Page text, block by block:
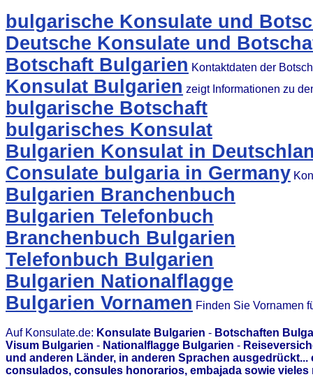
bulgarische Konsulate und
Deutsche Konsulate und
Botschaft Bulgarien Kontaktdaten der
Konsulat Bulgarien zeigt Informationen zu
bulgarische Botschaft
bulgarisches Konsulat
Bulgarien Konsulat in
Consulate bulgaria in Germany
Bulgarien Branchenbuch
Bulgarien Telefonbuch
Branchenbuch Bulgarien
Telefonbuch Bulgarien
Bulgarien Nationalflagge
Bulgarien Vornamen Finden Sie Vornamen
Auf Konsulate.de: Konsulate Bulgarien - Botschaften
Visum Bulgarien - Nationalflagge Bulgarien -
und anderen Länder, in anderen Sprachen
consulados, consules honorarios, embajada sowie vieles